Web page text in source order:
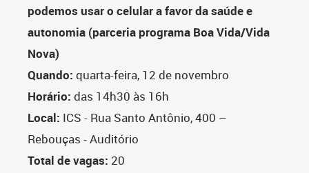
podemos usar o celular a favor da saúde e
autonomia (parceria programa Boa Vida/Vida
Nova)
Quando: quarta-feira, 12 de novembro
Horário: das 14h30 às 16h
Local: ICS - Rua Santo Antônio, 400 –
Rebouças - Auditório
Total de vagas: 20